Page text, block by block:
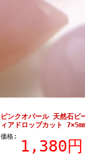
ピンクオパール 天然石
ィアドロップカット
価格:
1,380円